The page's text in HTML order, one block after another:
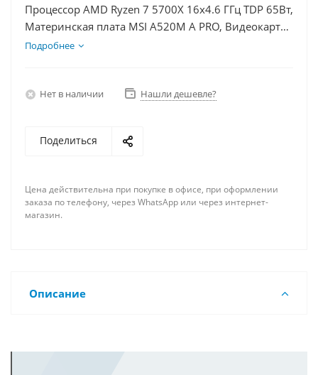
Процессор AMD Ryzen 7 5700X 16x4.6 ГГц TDP 65Вт,
Материнская плата MSI A520M A PRO, Видеокарта
RX 6700 10Гб, Память DDR4 64Gb, Диски SSD
Подробнее
Нет в наличии Нашли дешевле?
Поделиться
Цена действительна при покупке в офисе, при оформлении
заказа по телефону, через WhatsApp или через интернет-
магазин.
Описание